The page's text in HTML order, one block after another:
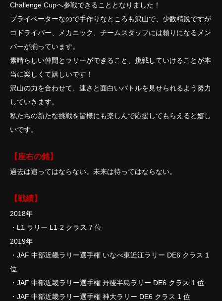
Challenge Cupへ参戦できることとなりました！
プライベーターなので手作りなところも沢山で、少数精鋭ですが
コドライバー、メカニック、チームスタッフには頼りになるメン
バーが揃っています。
素晴らしい仲間とラリーができること、挑戦していけることが本
当に楽しくて嬉しいです！
沢山の力を合わせて、速さと面白いバトルを見せられるよう努力
していきます。
私たちの新たな挑戦を皆様にも楽しんで応援してもらえると嬉し
いです。
【座右の銘】
過去は追ってはならない。未来は待ってはならない。
【戦績】
2018年
・L1 ラリー L1-2 クラス 7 位
2019年
・JAF 中部近畿ラリー選手権 いなべ東近江ラリー DE6 クラス 1
位
・JAF 中部近畿ラリー選手権 丹後半島ラリー DE6 クラス 1 位
・JAF 中部近畿ラリー選手権 神大ラリー DE6 クラス 1 位